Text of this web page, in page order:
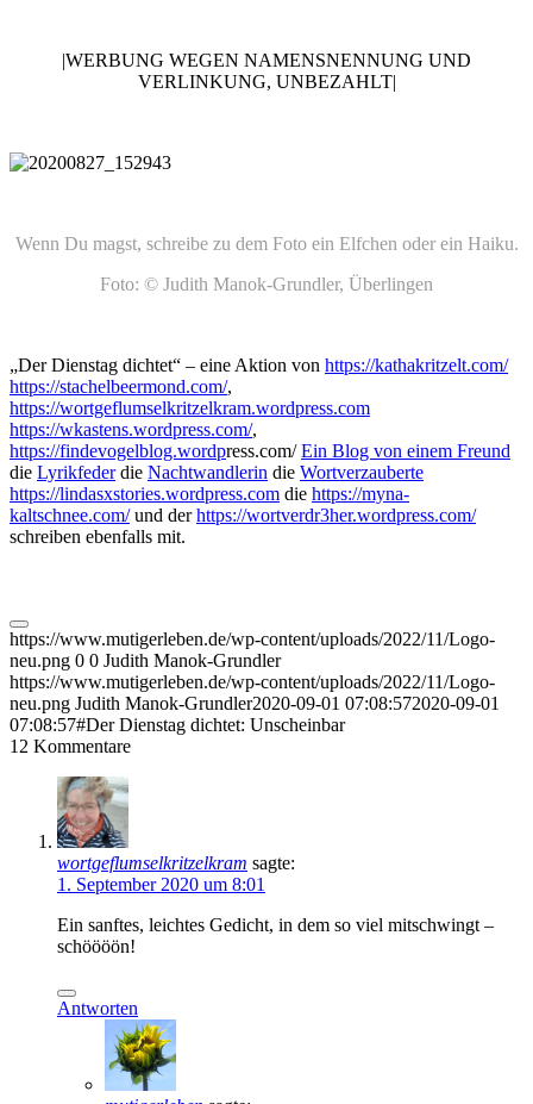
|WERBUNG WEGEN NAMENSNENNUNG UND
VERLINKUNG, UNBEZAHLT|
Wenn Du magst, schreibe zu dem Foto ein Elfchen oder ein Haiku.
Foto: © Judith Manok-Grundler, Überlingen
„Der Dienstag dichtet“ – eine Aktion von https://kathakritzelt.com/
https://stachelbeermond.com/,
https://wortgeflumselkritzelkram.wordpress.com
https://wkastens.wordpress.com/,
https://findevogelblog.wordpress.com/Ein Blog von einem Freund
die Lyrikfederdie Nachtwandlerin die Wortverzauberte
https://lindasxstories.wordpress.com die https://myna-
kaltschnee.com/und derhttps://wortverdr3her.wordpress.com/
schreiben ebenfalls mit.
https://www.mutigerleben.de/wp-content/uploads/2022/11/Logo-
neu.png 0 0 Judith Manok-Grundler
https://www.mutigerleben.de/wp-content/uploads/2022/11/Logo-
neu.png Judith Manok-Grundler2020-09-01 07:08:572020-09-01
07:08:57#Der Dienstag dichtet: Unscheinbar
12 Kommentare
wortgeflumselkritzelkram sagte:
1. September 2020 um 8:01
Ein sanftes, leichtes Gedicht, in dem so viel mitschwingt –
schöööön!
Antworten